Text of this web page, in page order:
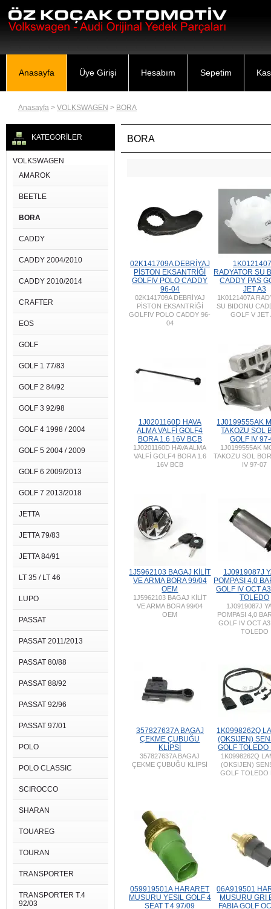
Anasayfa Üye Girişi Hesabım Sepetim
Anasayfa > VOLKSWAGEN > BORA
KATEGORİLER
VOLKSWAGEN
AMAROK
BEETLE
BORA
CADDY
CADDY 2004/2010
CADDY 2010/2014
CRAFTER
EOS
GOLF
GOLF 1 77/83
GOLF 2 84/92
GOLF 3 92/98
GOLF 4 1998 / 2004
GOLF 5 2004 / 2009
GOLF 6 2009/2013
GOLF 7 2013/2018
JETTA
JETTA 79/83
JETTA 84/91
LT 35 / LT 46
LUPO
PASSAT
PASSAT 2011/2013
PASSAT 80/88
PASSAT 88/92
PASSAT 92/96
PASSAT 97/01
POLO
POLO CLASSIC
SCIROCCO
SHARAN
TOUAREG
TOURAN
TRANSPORTER
TRANSPORTER T.4
92/03
BORA
02K141709A DEBRİYAJ
PİSTON EKSANTRİĞİ
GOLFIV POLO CADDY
96-04
02K141709A DEBRİYAJ
PİSTON EKSANTRİĞİ
GOLFIV POLO CADDY 96-
04
RADYATOR SU
CADDY PAS
JET A3
1K0121407A
SU BIDONU
GOLF V JET
1J0201160D HAVA
ALMA VALFİ GOLF4
BORA 1.6 16V BCB
1J0201160D HAVA ALMA
VALFİ GOLF4 BORA 1.6
16V BCB
1J0199555AK
TAKOZU SOL
GOLF IV
1J0199555AK
TAKOZU SOL
IV 97-07
1J5962103 BAGAJ KİLİT
VE ARMA BORA 99/04
OEM
1J5962103 BAGAJ KİLİT
VE ARMA BORA 99/04
OEM
1J0919087J
POMPASI 4,0
GOLF IV OCT
TOLEDO
1J0919087J
POMPASI 4,0
GOLF IV OCT
TOLEDO
357827637A BAGAJ
ÇEKME ÇUBUĞU
KLİPSİ
357827637A BAGAJ
ÇEKME ÇUBUĞU KLİPSİ
1K0998262Q
(OKSIJEN)
GOLF TOLEDO
1K0998262Q
(OKSIJEN)
GOLF TOLEDO
059919501A HARARET
MUSURU YESIL GOLF 4
SEAT T.4 97/09
06A919501
MUSURU GRI
FABIA GOLF